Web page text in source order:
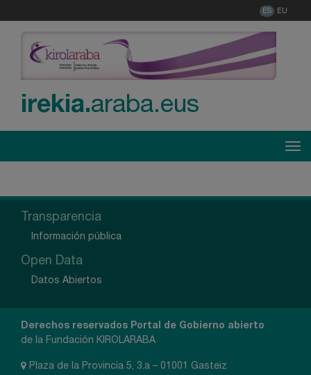
ES EU
irekia.araba.eus
Transparencia
Información pública
Open Data
Datos Abiertos
Derechos reservados Portal de Gobierno abierto
de la Fundación KIROLARABA
Plaza de la Provincia 5, 3.a – 01001 Gasteiz